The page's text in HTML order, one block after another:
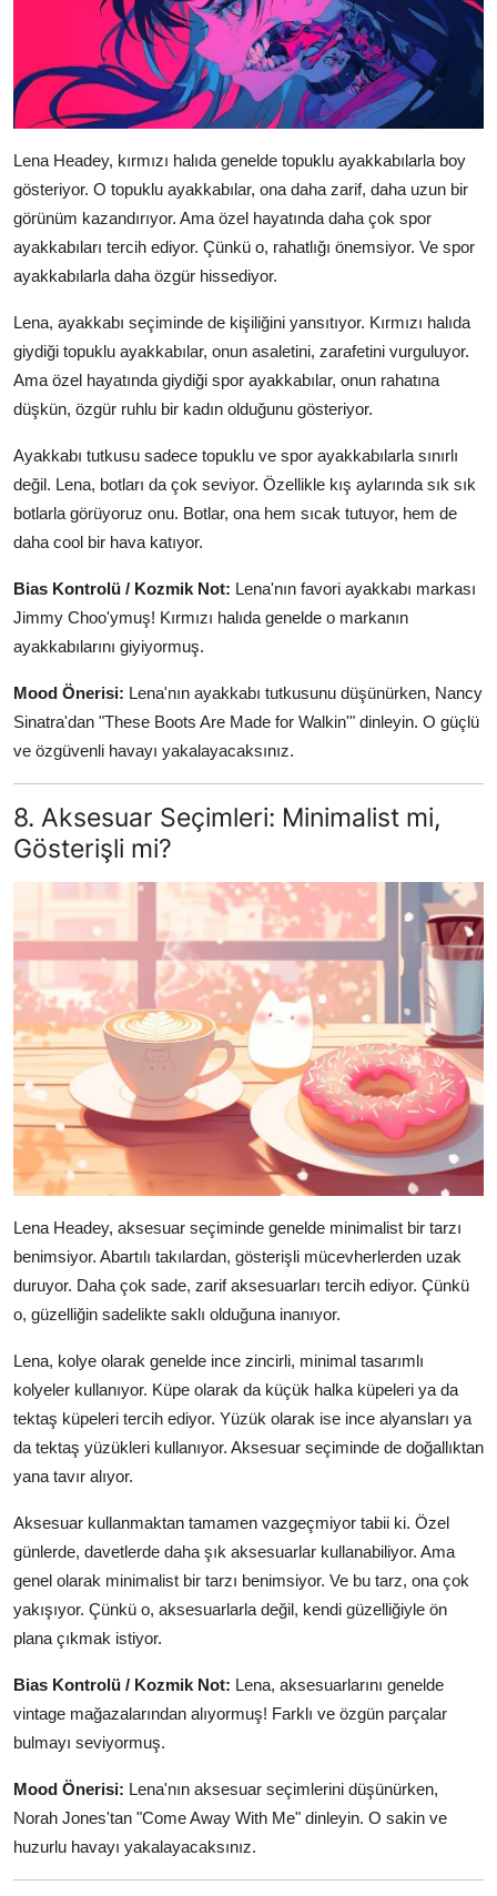
Lena Headey, kırmızı halıda genelde topuklu ayakkabılarla boy
gösteriyor. O topuklu ayakkabılar, ona daha zarif, daha uzun bir
görünüm kazandırıyor. Ama özel hayatında daha çok spor
ayakkabıları tercih ediyor. Çünkü o, rahatlığı önemsiyor. Ve spor
ayakkabılarla daha özgür hissediyor.
Lena, ayakkabı seçiminde de kişiliğini yansıtıyor. Kırmızı halıda
giydiği topuklu ayakkabılar, onun asaletini, zarafetini vurguluyor.
Ama özel hayatında giydiği spor ayakkabılar, onun rahatına
düşkün, özgür ruhlu bir kadın olduğunu gösteriyor.
Ayakkabı tutkusu sadece topuklu ve spor ayakkabılarla sınırlı
değil. Lena, botları da çok seviyor. Özellikle kış aylarında sık sık
botlarla görüyoruz onu. Botlar, ona hem sıcak tutuyor, hem de
daha cool bir hava katıyor.
Bias Kontrolü / Kozmik Not: Lena'nın favori ayakkabı markası
Jimmy Choo'ymuş! Kırmızı halıda genelde o markanın
ayakkabılarını giyiyormuş.
Mood Önerisi: Lena'nın ayakkabı tutkusunu düşünürken, Nancy
Sinatra'dan "These Boots Are Made for Walkin'" dinleyin. O güçlü
ve özgüvenli havayı yakalayacaksınız.
8. Aksesuar Seçimleri: Minimalist mi,
Gösterişli mi?
Lena Headey, aksesuar seçiminde genelde minimalist bir tarzı
benimsiyor. Abartılı takılardan, gösterişli mücevherlerden uzak
duruyor. Daha çok sade, zarif aksesuarları tercih ediyor. Çünkü
o, güzelliğin sadelikte saklı olduğuna inanıyor.
Lena, kolye olarak genelde ince zincirli, minimal tasarımlı
kolyeler kullanıyor. Küpe olarak da küçük halka küpeleri ya da
tektaş küpeleri tercih ediyor. Yüzük olarak ise ince alyansları ya
da tektaş yüzükleri kullanıyor. Aksesuar seçiminde de doğallıktan
yana tavır alıyor.
Aksesuar kullanmaktan tamamen vazgeçmiyor tabii ki. Özel
günlerde, davetlerde daha şık aksesuarlar kullanabiliyor. Ama
genel olarak minimalist bir tarzı benimsiyor. Ve bu tarz, ona çok
yakışıyor. Çünkü o, aksesuarlarla değil, kendi güzelliğiyle ön
plana çıkmak istiyor.
Bias Kontrolü / Kozmik Not: Lena, aksesuarlarını genelde
vintage mağazalarından alıyormuş! Farklı ve özgün parçalar
bulmayı seviyormuş.
Mood Önerisi: Lena'nın aksesuar seçimlerini düşünürken,
Norah Jones'tan "Come Away With Me" dinleyin. O sakin ve
huzurlu havayı yakalayacaksınız.